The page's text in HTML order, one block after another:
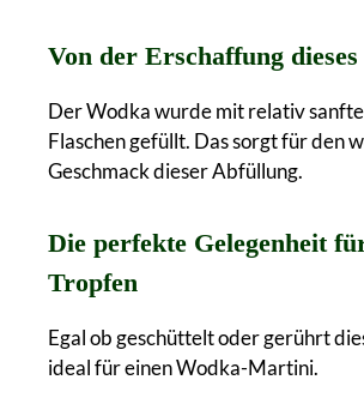
Von der Erschaffung
Der Wodka wurde mit relativ
Flaschen gefüllt. Das sorgt für den
Geschmack dieser Abfüllung.
Die perfekte Gelegenheit
Tropfen
Egal ob geschüttelt oder gerührt
ideal für einen Wodka-Martini.